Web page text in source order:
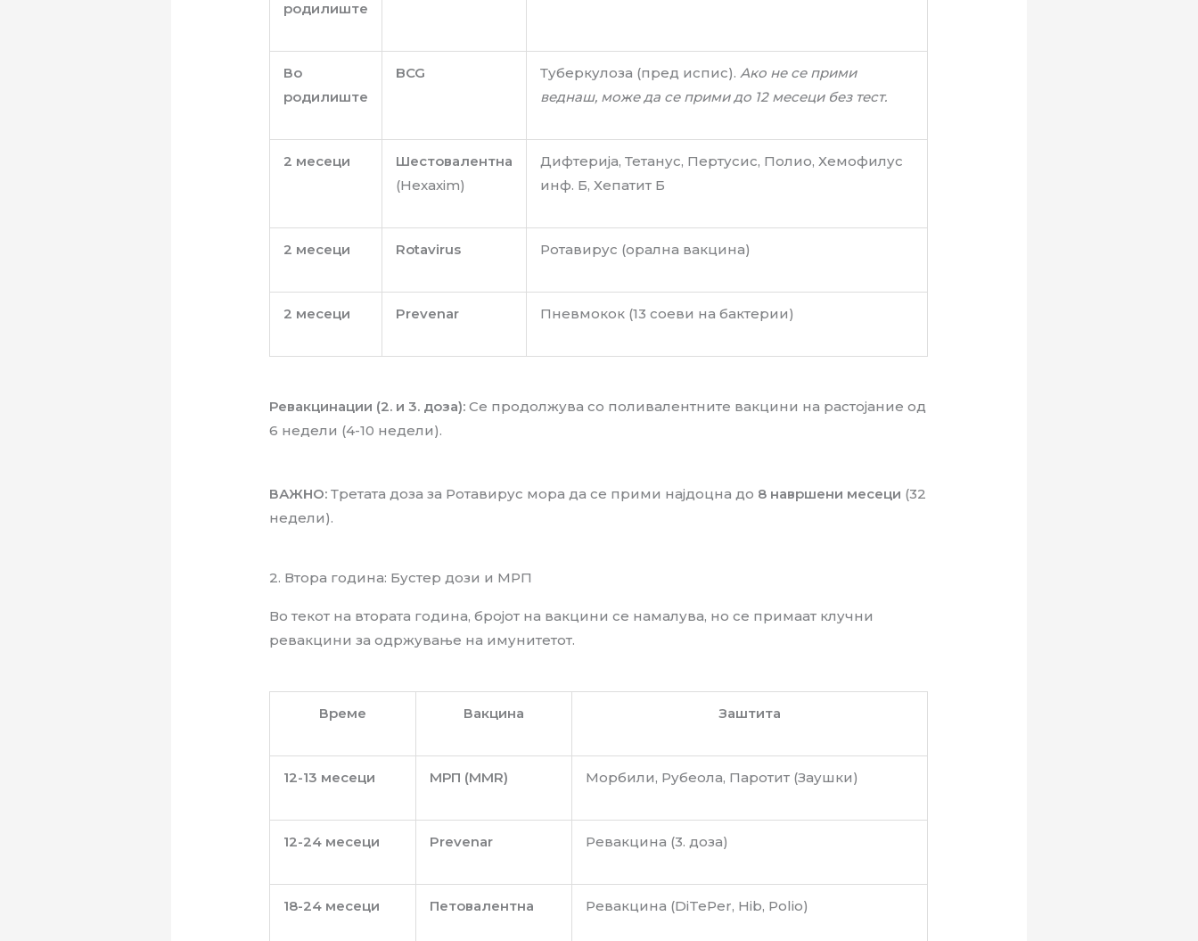
родилиште
Во
родилиште
BCG Туберкулоза (пред испис).Ако не се прими
веднаш, може да се прими до 12 месеци без тест.
2 месеци
Шестовалентна
(Hexaxim)
Дифтерија, Тетанус, Пертусис, Полио, Хемофилус
инф. Б, Хепатит Б
2 месеци Rotavirus Ротавирус (орална вакцина)
2 месеци Prevenar Пневмокок (13 соеви на бактерии)
Ревакцинации (2. и 3. доза): Се продолжува со поливалентните вакцини на растојание од
6 недели (4-10 недели).
ВАЖНО: Третата доза за Ротавирус мора да се прими најдоцна до 8 навршени месеци (32
недели).
2. Втора година: Бустер дози и МРП
Во текот на втората година, бројот на вакцини се намалува, но се примаат клучни
ревакцини за одржување на имунитетот.
Време Вакцина Заштита
12-13 месеци МРП (MMR) Морбили, Рубеола, Паротит (Заушки)
12-24 месеци Prevenar Ревакцина (3. доза)
18-24 месеци Петовалентна Ревакцина (DiTePer, Hib, Polio)